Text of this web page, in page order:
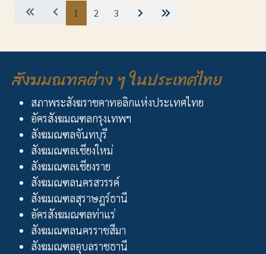
1 2 3
สังฆมณฑลต่าง ๆ ในประเทศไทย
สภาพระสังฆราชคาทอลิกแห่งประเทศไทย
อัครสังฆมณฑลกรุงเทพฯ
สังฆมณฑลจันทบุรี
สังฆมณฑลเชียงใหม่
สังฆมณฑลเชียงราย
สังฆมณฑลนครสวรรค์
สังฆมณฑลสุราษฎร์ธานี
อัครสังฆมณฑลท่าแร่
สังฆมณฑลนครราชสีมา
สังฆมณฑลอุบลราชธานี